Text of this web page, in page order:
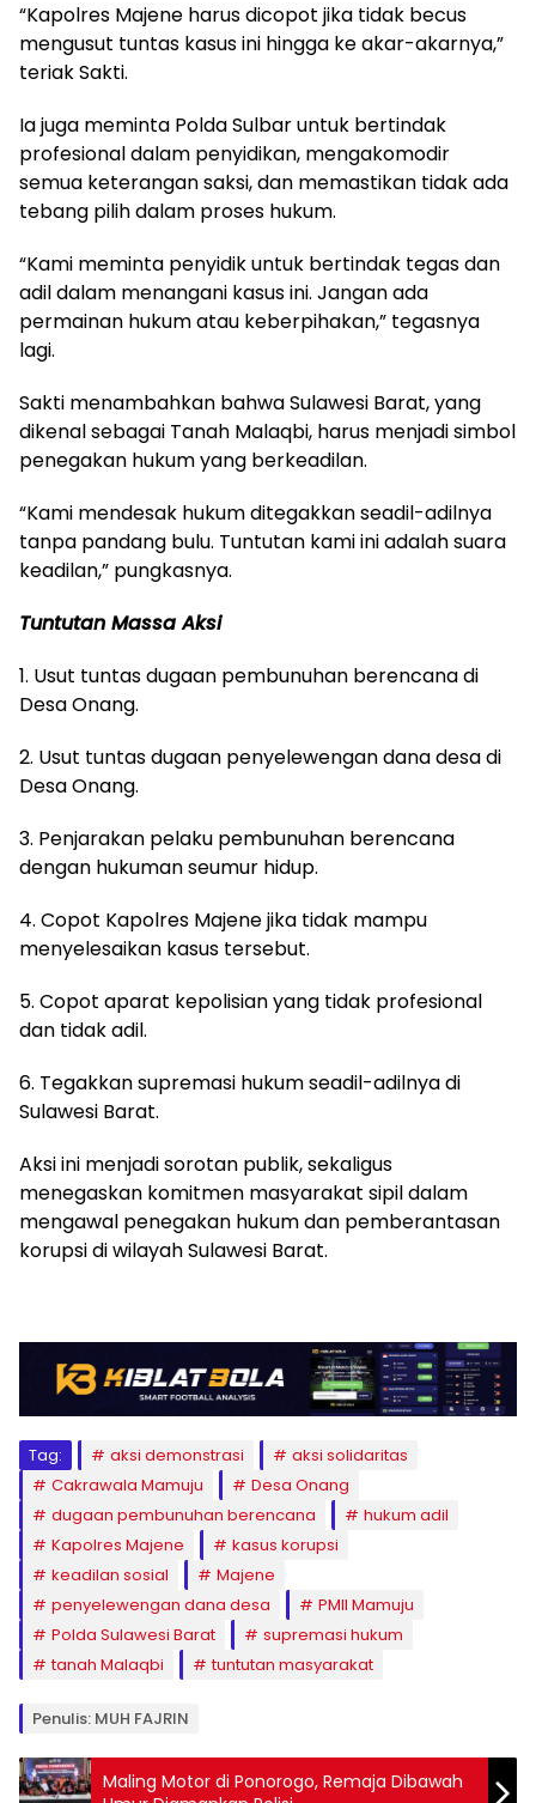
“Kapolres Majene harus dicopot jika tidak becus
mengusut tuntas kasus ini hingga ke akar-akarnya,”
teriak Sakti.
Ia juga meminta Polda Sulbar untuk bertindak
profesional dalam penyidikan, mengakomodir
semua keterangan saksi, dan memastikan tidak ada
tebang pilih dalam proses hukum.
“Kami meminta penyidik untuk bertindak tegas dan
adil dalam menangani kasus ini. Jangan ada
permainan hukum atau keberpihakan,” tegasnya
lagi.
Sakti menambahkan bahwa Sulawesi Barat, yang
dikenal sebagai Tanah Malaqbi, harus menjadi simbol
penegakan hukum yang berkeadilan.
“Kami mendesak hukum ditegakkan seadil-adilnya
tanpa pandang bulu. Tuntutan kami ini adalah suara
keadilan,” pungkasnya.
Tuntutan Massa Aksi
1. Usut tuntas dugaan pembunuhan berencana di
Desa Onang.
2. Usut tuntas dugaan penyelewengan dana desa di
Desa Onang.
3. Penjarakan pelaku pembunuhan berencana
dengan hukuman seumur hidup.
4. Copot Kapolres Majene jika tidak mampu
menyelesaikan kasus tersebut.
5. Copot aparat kepolisian yang tidak profesional
dan tidak adil.
6. Tegakkan supremasi hukum seadil-adilnya di
Sulawesi Barat.
Aksi ini menjadi sorotan publik, sekaligus
menegaskan komitmen masyarakat sipil dalam
mengawal penegakan hukum dan pemberantasan
korupsi di wilayah Sulawesi Barat.
Tag: aksi demonstrasi
aksi solidaritas
Cakrawala Mamuju
Desa Onang
dugaan pembunuhan berencana
hukum adil
Kapolres Majene
kasus korupsi
keadilan sosial
Majene
penyelewengan dana desa
PMII Mamuju
Polda Sulawesi Barat
supremasi hukum
tanah Malaqbi
tuntutan masyarakat
Penulis: MUH FAJRIN
Maling Motor di Ponorogo, Remaja Dibawah